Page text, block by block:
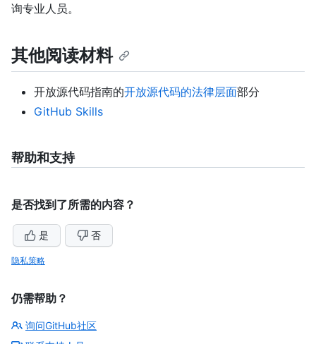
询专业人员。
其他阅读材料
开放源代码指南的开放源代码的法律层面部分
GitHub Skills
帮助和支持
是否找到了所需的内容？
是 否
隐私策略
仍需帮助？
询问GitHub社区